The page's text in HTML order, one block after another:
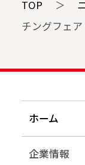
TOP ＞
チングフェア
ホーム
企業情報